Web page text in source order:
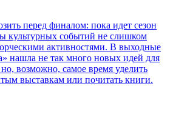
перед финалом: пока идет сезон
культурных событий не слишком
активностями. В выходные
нашла не так много новых идей для
возможно, самое время уделить
выставкам или почитать книги.